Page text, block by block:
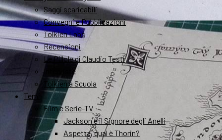
Saggi scaricabili
Convegni e Pubblicazioni
Tolkien Labs
Recensioni
Le Pillole di Claudio Testi
Interviste
Tolkien a Scuola
Temi
Film e Serie-TV
Jackson e il Signore degli Anelli
Aspetta, qual è Thorin?